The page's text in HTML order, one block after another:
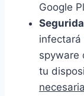
Google
infectará
spyware
tu